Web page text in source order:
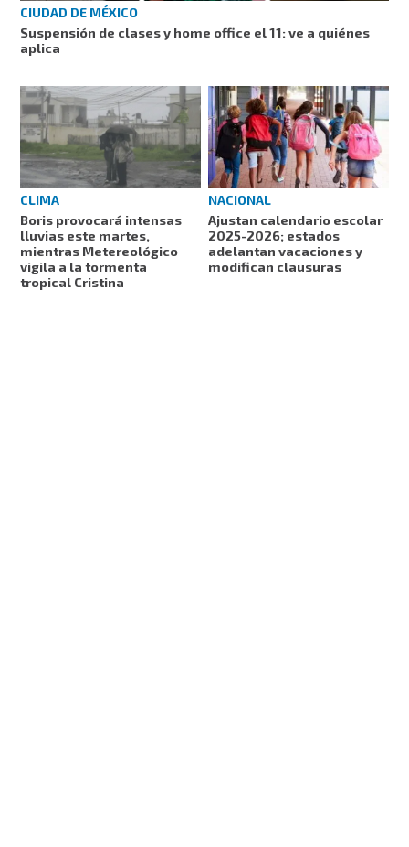
CIUDAD DE MÉXICO
Suspensión de clases y home office el 11: ve a quiénes
aplica
CLIMA
Boris provocará intensas
lluvias este martes,
mientras Metereológico
vigila a la tormenta
tropical Cristina
NACIONAL
Ajustan calendario escolar
2025-2026; estados
adelantan vacaciones y
modifican clausuras